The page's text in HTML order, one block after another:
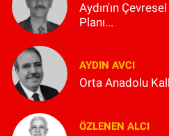
Aydın'ın
Planı...
AYDIN AVCI
Orta Anadolu
ÖZLENEN ALCI